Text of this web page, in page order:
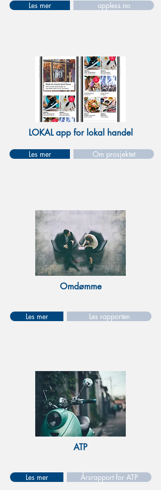
Les mer appless.no
LOKAL app for lokal handel
Les mer Om prosjektet
Omdømme
Les mer Les rapporten
ATP
Les mer Årsrapport for ATP